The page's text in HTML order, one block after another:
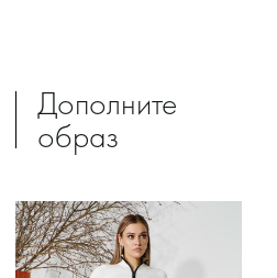
Дополните
образ